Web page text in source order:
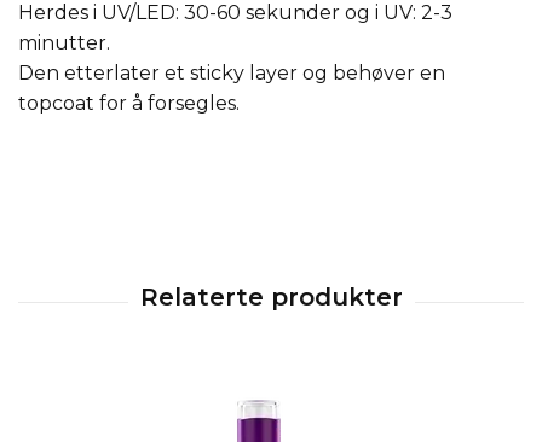
Herdes i UV/LED: 30-60 sekunder og i UV: 2-3
minutter.
Den etterlater et sticky layer og behøver en
topcoat for å forsegles.